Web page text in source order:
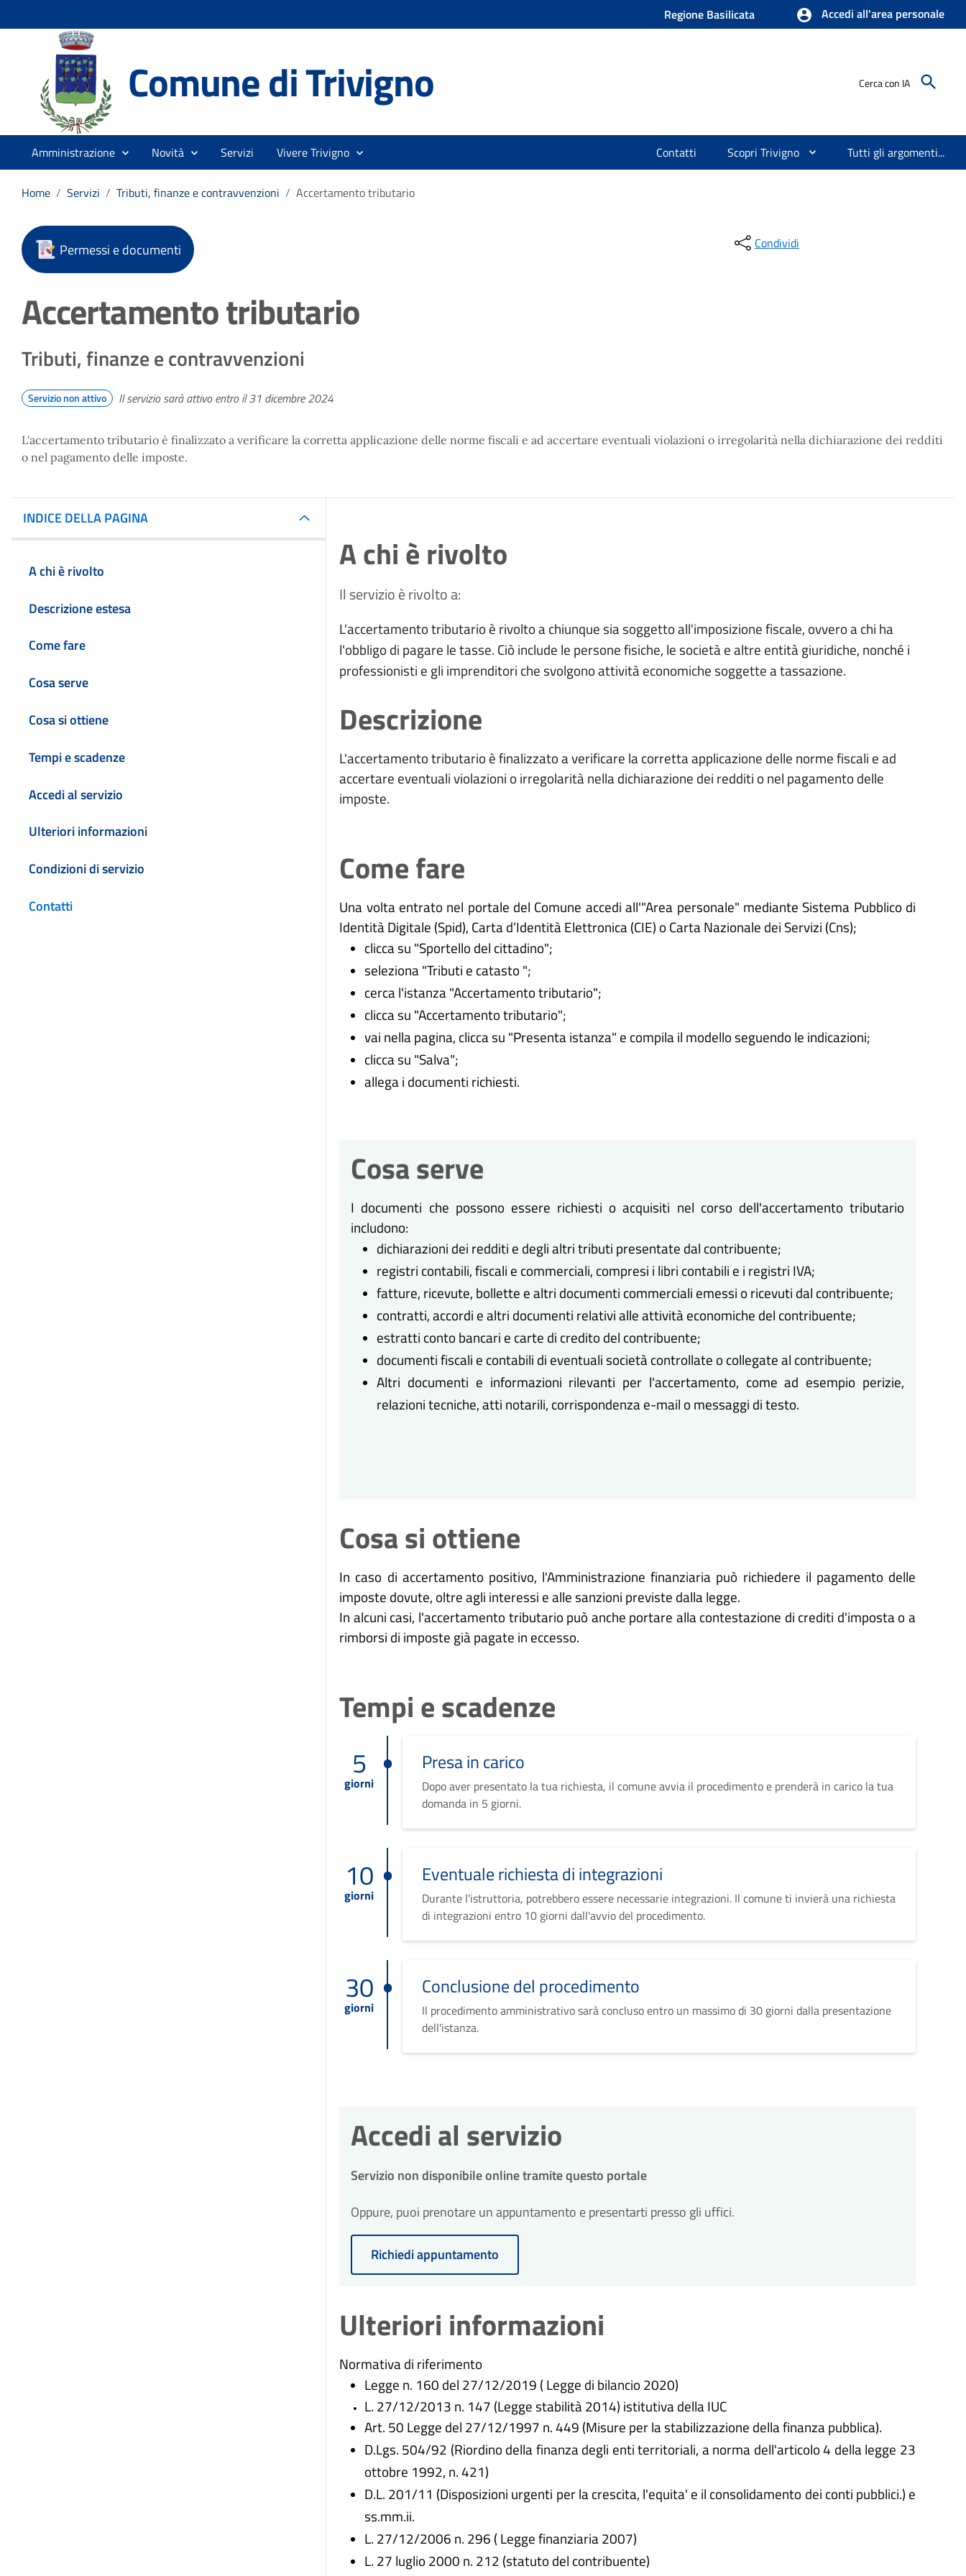
Regione Basilicata Accedi all'area personale
Comune di Trivigno Cerca con IA
Amministrazione Novità Servizi Vivere Trivigno Contatti Scopri Trivigno Tutti gli argomenti...
Home / Servizi / Tributi, finanze e contravvenzioni / Accertamento tributario
Permessi e documenti Condividi
Accertamento tributario
Tributi, finanze e contravvenzioni
Servizio non attivo Il servizio sarà attivo entro il 31 dicembre 2024
L'accertamento tributario è finalizzato a verificare la corretta applicazione delle norme fiscali e ad accertare eventuali violazioni o irregolarità nella dichiarazione dei redditi
o nel pagamento delle imposte.
INDICE DELLA PAGINA
A chi è rivolto
Descrizione estesa
Come fare
Cosa serve
Cosa si ottiene
Tempi e scadenze
Accedi al servizio
Ulteriori informazioni
Condizioni di servizio
Contatti
A chi è rivolto
Il servizio è rivolto a:
L'accertamento tributario è rivolto a chiunque sia soggetto all'imposizione fiscale, ovvero a chi ha
l'obbligo di pagare le tasse. Ciò include le persone fisiche, le società e altre entità giuridiche, nonché i
professionisti e gli imprenditori che svolgono attività economiche soggette a tassazione.
Descrizione
L'accertamento tributario è finalizzato a verificare la corretta applicazione delle norme fiscali e ad
accertare eventuali violazioni o irregolarità nella dichiarazione dei redditi o nel pagamento delle
imposte.
Come fare
Una volta entrato nel portale del Comune accedi all'"Area personale" mediante Sistema Pubblico di
Identità Digitale (Spid), Carta d’Identità Elettronica (CIE) o Carta Nazionale dei Servizi (Cns);
clicca su "Sportello del cittadino";
seleziona "Tributi e catasto ";
cerca l'istanza "Accertamento tributario";
clicca su "Accertamento tributario";
vai nella pagina, clicca su "Presenta istanza" e compila il modello seguendo le indicazioni;
clicca su "Salva";
allega i documenti richiesti.
Cosa serve
I documenti che possono essere richiesti o acquisiti nel corso dell'accertamento tributario
includono:
dichiarazioni dei redditi e degli altri tributi presentate dal contribuente;
registri contabili, fiscali e commerciali, compresi i libri contabili e i registri IVA;
fatture, ricevute, bollette e altri documenti commerciali emessi o ricevuti dal contribuente;
contratti, accordi e altri documenti relativi alle attività economiche del contribuente;
estratti conto bancari e carte di credito del contribuente;
documenti fiscali e contabili di eventuali società controllate o collegate al contribuente;
Altri documenti e informazioni rilevanti per l'accertamento, come ad esempio perizie,
relazioni tecniche, atti notarili, corrispondenza e-mail o messaggi di testo.
Cosa si ottiene
In caso di accertamento positivo, l'Amministrazione finanziaria può richiedere il pagamento delle
imposte dovute, oltre agli interessi e alle sanzioni previste dalla legge.
In alcuni casi, l'accertamento tributario può anche portare alla contestazione di crediti d'imposta o a
rimborsi di imposte già pagate in eccesso.
Tempi e scadenze
5
giorni
Presa in carico
Dopo aver presentato la tua richiesta, il comune avvia il procedimento e prenderà in carico la tua
domanda in 5 giorni.
10
giorni
Eventuale richiesta di integrazioni
Durante l'istruttoria, potrebbero essere necessarie integrazioni. Il comune ti invierà una richiesta
di integrazioni entro 10 giorni dall'avvio del procedimento.
30
giorni
Conclusione del procedimento
Il procedimento amministrativo sarà concluso entro un massimo di 30 giorni dalla presentazione
dell'istanza.
Accedi al servizio
Servizio non disponibile online tramite questo portale
Oppure, puoi prenotare un appuntamento e presentarti presso gli uffici.
Richiedi appuntamento
Ulteriori informazioni
Normativa di riferimento
Legge n. 160 del 27/12/2019 ( Legge di bilancio 2020)
L. 27/12/2013 n. 147 (Legge stabilità 2014) istitutiva della IUC
Art. 50 Legge del 27/12/1997 n. 449 (Misure per la stabilizzazione della finanza pubblica).
D.Lgs. 504/92 (Riordino della finanza degli enti territoriali, a norma dell'articolo 4 della legge 23
ottobre 1992, n. 421)
D.L. 201/11 (Disposizioni urgenti per la crescita, l'equita' e il consolidamento dei conti pubblici.) e
ss.mm.ii.
L. 27/12/2006 n. 296 ( Legge finanziaria 2007)
L. 27 luglio 2000 n. 212 (statuto del contribuente)